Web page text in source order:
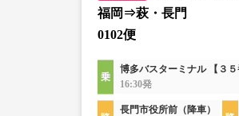
福岡⇒萩・長門
0102便
博多バスターミナル 【３５
16:30発
長門市役所前（降車）